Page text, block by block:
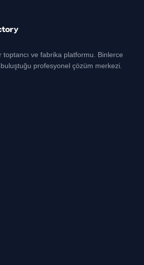
ve fabrika platformu. Binlerce
profesyonel çözüm merkezi.